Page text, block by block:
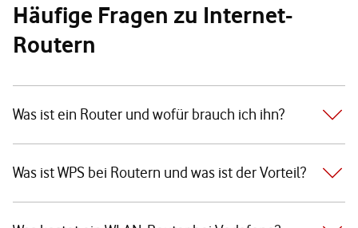
Häufige Fragen zu Internet-
Routern
Was ist ein Router und wofür brauch ich ihn?
Was ist WPS bei Routern und was ist der Vorteil?